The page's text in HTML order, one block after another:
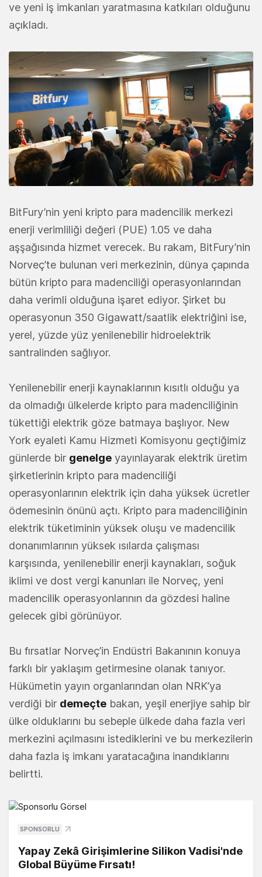
ve yeni iş imkanları yaratmasına katkıları olduğunu
açıkladı.
BitFury’nin yeni kripto para madencilik merkezi
enerji verimliliği değeri (PUE) 1.05 ve daha
aşşağısında hizmet verecek. Bu rakam, BitFury’nin
Norveç’te bulunan veri merkezinin, dünya çapında
bütün kripto para madenciliği operasyonlarından
daha verimli olduğuna işaret ediyor. Şirket bu
operasyonun 350 Gigawatt/saatlik elektriğini ise,
yerel, yüzde yüz yenilenebilir hidroelektrik
santralinden sağlıyor.
Yenilenebilir enerji kaynaklarının kısıtlı olduğu ya
da olmadığı ülkelerde kripto para madenciliğinin
tükettiği elektrik göze batmaya başlıyor. New
York eyaleti Kamu Hizmeti Komisyonu geçtiğimiz
günlerde bir genelge yayınlayarak elektrik üretim
şirketlerinin kripto para madenciliği
operasyonlarının elektrik için daha yüksek ücretler
ödemesinin önünü açtı. Kripto para madenciliğinin
elektrik tüketiminin yüksek oluşu ve madencilik
donanımlarının yüksek ısılarda çalışması
karşısında, yenilenebilir enerji kaynakları, soğuk
iklimi ve dost vergi kanunları ile Norveç, yeni
madencilik operasyonlarının da gözdesi haline
gelecek gibi görünüyor.
Bu fırsatlar Norveç’in Endüstri Bakanının konuya
farklı bir yaklaşım getirmesine olanak tanıyor.
Hükümetin yayın organlarından olan NRK’ya
verdiği bir demeçte bakan, yeşil enerjiye sahip bir
ülke olduklarını bu sebeple ülkede daha fazla veri
merkezini açılmasını istediklerini ve bu merkezilerin
daha fazla iş imkanı yaratacağına inandıklarını
belirtti.
SPONSORLU
Yapay Zekâ Girişimlerine Silikon Vadisi'nde
Global Büyüme Fırsatı!